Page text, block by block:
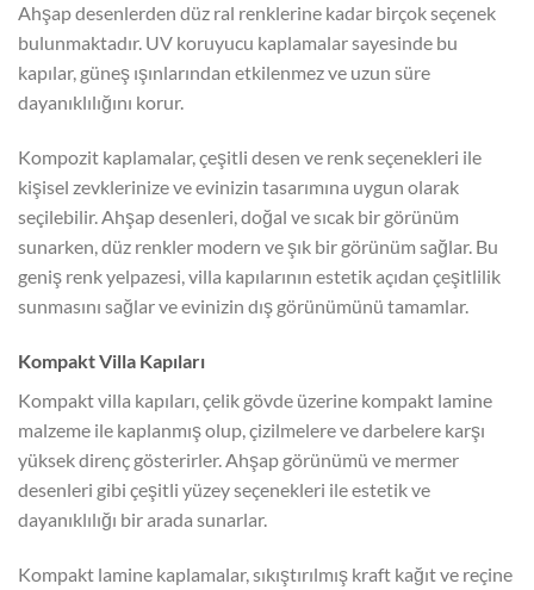
Ahşap desenlerden düz ral renklerine kadar birçok seçenek
bulunmaktadır. UV koruyucu kaplamalar sayesinde bu
kapılar, güneş ışınlarından etkilenmez ve uzun süre
dayanıklılığını korur.
Kompozit kaplamalar, çeşitli desen ve renk seçenekleri ile
kişisel zevklerinize ve evinizin tasarımına uygun olarak
seçilebilir. Ahşap desenleri, doğal ve sıcak bir görünüm
sunarken, düz renkler modern ve şık bir görünüm sağlar. Bu
geniş renk yelpazesi, villa kapılarının estetik açıdan çeşitlilik
sunmasını sağlar ve evinizin dış görünümünü tamamlar.
Kompakt Villa Kapıları
Kompakt villa kapıları, çelik gövde üzerine kompakt lamine
malzeme ile kaplanmış olup, çizilmelere ve darbelere karşı
yüksek direnç gösterirler. Ahşap görünümü ve mermer
desenleri gibi çeşitli yüzey seçenekleri ile estetik ve
dayanıklılığı bir arada sunarlar.
Kompakt lamine kaplamalar, sıkıştırılmış kraft kağıt ve reçine